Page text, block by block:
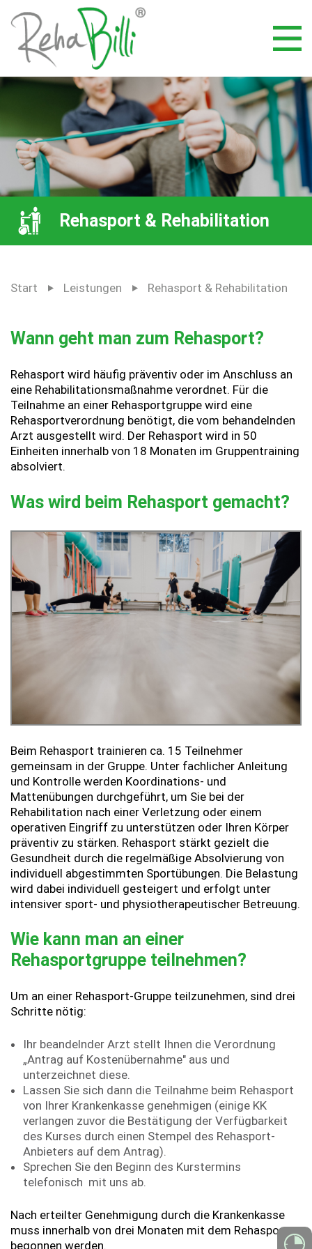
Rehasport & Rehabilitation
Start Leistungen Rehasport & Rehabilitation
Wann geht man zum Rehasport?
Rehasport wird häufig präventiv oder im Anschluss an
eine Rehabilitationsmaßnahme verordnet. Für die
Teilnahme an einer Rehasportgruppe wird eine
Rehasportverordnung benötigt, die vom behandelnden
Arzt ausgestellt wird. Der Rehasport wird in 50
Einheiten innerhalb von 18 Monaten im Gruppentraining
absolviert.
Was wird beim Rehasport gemacht?
Beim Rehasport trainieren ca. 15 Teilnehmer
gemeinsam in der Gruppe. Unter fachlicher Anleitung
und Kontrolle werden Koordinations- und
Mattenübungen durchgeführt, um Sie bei der
Rehabilitation nach einer Verletzung oder einem
operativen Eingriff zu unterstützen oder Ihren Körper
präventiv zu stärken. Rehasport stärkt gezielt die
Gesundheit durch die regelmäßige Absolvierung von
individuell abgestimmten Sportübungen. Die Belastung
wird dabei individuell gesteigert und erfolgt unter
intensiver sport- und physiotherapeutischer Betreuung.
Wie kann man an einer
Rehasportgruppe teilnehmen?
Um an einer Rehasport-Gruppe teilzunehmen, sind drei
Schritte nötig:
Ihr beandelnder Arzt stellt Ihnen die Verordnung
„Antrag auf Kostenübernahme" aus und
unterzeichnet diese.
Lassen Sie sich dann die Teilnahme beim Rehasport
von Ihrer Krankenkasse genehmigen (einige KK
verlangen zuvor die Bestätigung der Verfügbarkeit
des Kurses durch einen Stempel des Rehasport-
Anbieters auf dem Antrag).
Sprechen Sie den Beginn des Kurstermins
telefonisch mit uns ab.
Nach erteilter Genehmigung durch die Krankenkasse
muss innerhalb von drei Monaten mit dem Rehasport
begonnen werden.